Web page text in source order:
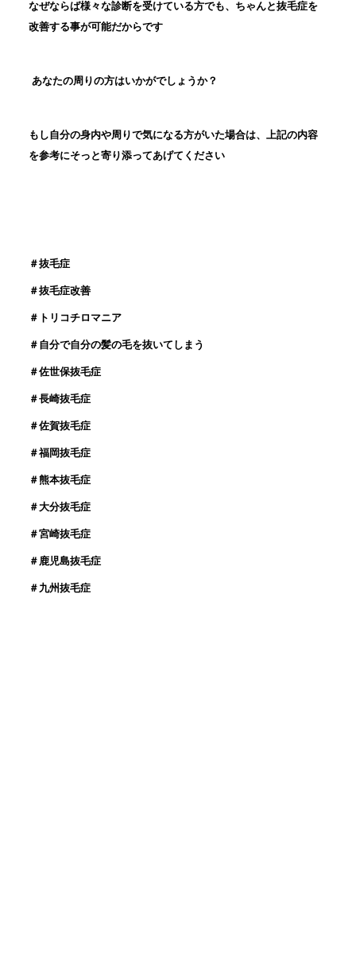
なぜならば様々な診断を受けている方でも、ちゃんと抜毛症を
改善する事が可能だからです
あなたの周りの方はいかがでしょうか？
もし自分の身内や周りで気になる方がいた場合は、上記の内容
を参考にそっと寄り添ってあげてください
＃抜毛症
＃抜毛症改善
＃トリコチロマニア
＃自分で自分の髪の毛を抜いてしまう
＃佐世保抜毛症
＃長崎抜毛症
＃佐賀抜毛症
＃福岡抜毛症
＃熊本抜毛症
＃大分抜毛症
＃宮崎抜毛症
＃鹿児島抜毛症
＃九州抜毛症